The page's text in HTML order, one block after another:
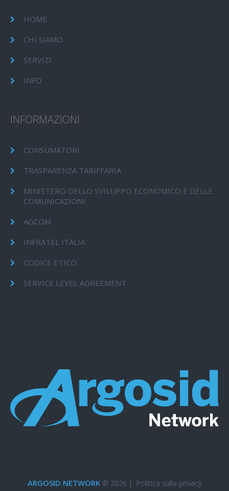
HOME
CHI SIAMO
SERVIZI
INFO
INFORMAZIONI
CONSUMATORI
TRASPARENZA TARIFFARIA
MINISTERO DELLO SVILUPPO ECONOMICO E DELLE
COMUNICAZIONI
AGCOM
INFRATEL ITALIA
CODICE ETICO
SERVICE LEVEL AGREEMENT
ARGOSID NETWORK © 2026 | Politica sulla privacy